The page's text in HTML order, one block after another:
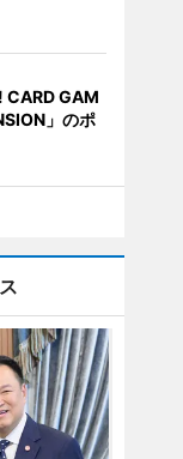
CARD GAM
」のポ